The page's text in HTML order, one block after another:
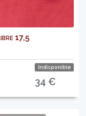
17,5
Indisponible
34 €